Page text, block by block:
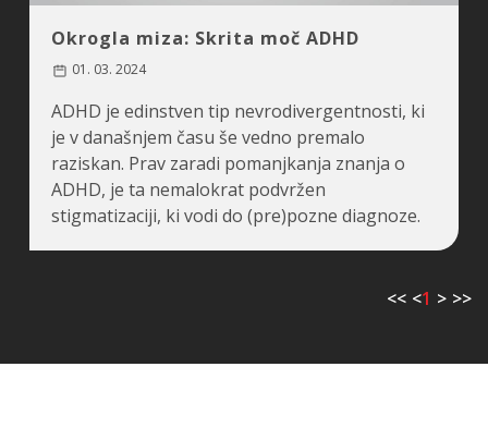
Okrogla miza: Skrita moč ADHD
01. 03. 2024
ADHD je edinstven tip nevrodivergentnosti, ki
je v današnjem času še vedno premalo
raziskan. Prav zaradi pomanjkanja znanja o
ADHD, je ta nemalokrat podvržen
stigmatizaciji, ki vodi do (pre)pozne diagnoze.
<< <1 > >>